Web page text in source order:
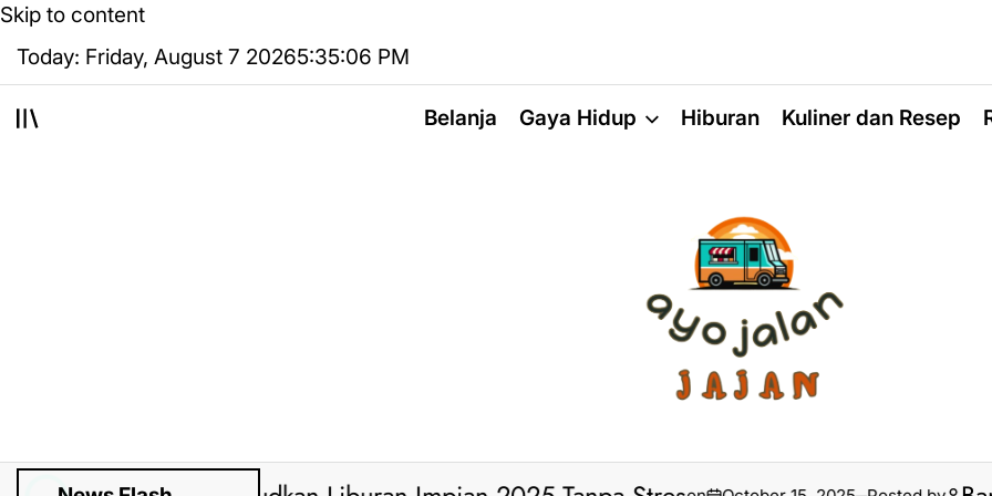
Skip to content
Today: Friday, August 7 20265:35:07 PM
Belanja Gaya Hidup Hiburan Kuliner dan Resep